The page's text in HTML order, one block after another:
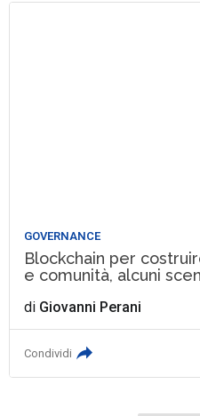
GOVERNANCE
Blockchain per
e comunità, alcuni
di Giovanni Perani
Condividi